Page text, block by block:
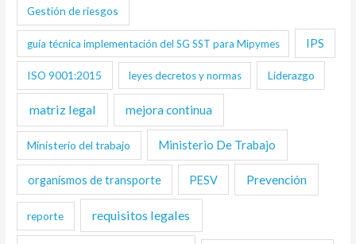
Gestión de riesgos
guía técnica implementación del SG SST para Mipymes IPS
ISO 9001:2015 leyes decretos y normas Liderazgo
matriz legal mejora continua
Ministerio del trabajo Ministerio De Trabajo
organismos de transporte PESV Prevención
reporte requisitos legales